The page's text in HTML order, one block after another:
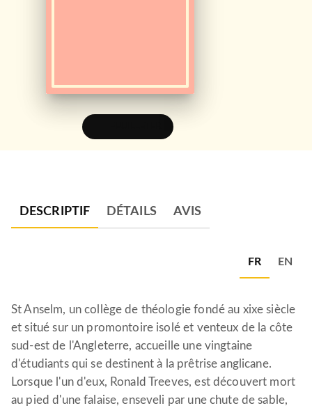
DESCRIPTIF DÉTAILS AVIS
FR EN
St Anselm, un collège de théologie fondé au xixe siècle
et situé sur un promontoire isolé et venteux de la côte
sud-est de l'Angleterre, accueille une vingtaine
d'étudiants qui se destinent à la prêtrise anglicane.
Lorsque l'un d'eux, Ronald Treeves, est découvert mort
au pied d'une falaise, enseveli par une chute de sable,